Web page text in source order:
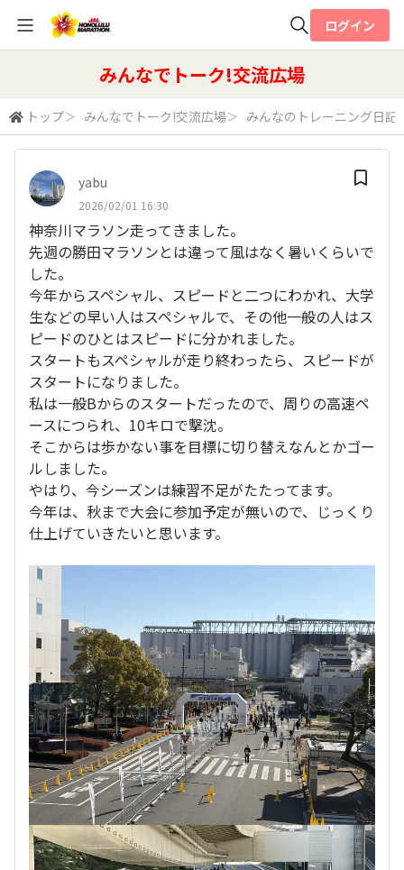
検索
ログイン
みんなでトーク!交流広場
トップ＞ みんなでトーク!交流広場＞ みんなのトレーニング日記
yabu
2026/02/01 16:30
神奈川マラソン走ってきました。
先週の勝田マラソンとは違って風はなく暑いくらいで
した。
今年からスペシャル、スピードと二つにわかれ、大学
生などの早い人はスペシャルで、その他一般の人はス
ピードのひとはスピードに分かれました。
スタートもスペシャルが走り終わったら、スピードが
スタートになりました。
私は一般Bからのスタートだったので、周りの高速ペ
ースにつられ、10キロで撃沈。
そこからは歩かない事を目標に切り替えなんとかゴー
ルしました。
やはり、今シーズンは練習不足がたたってます。
今年は、秋まで大会に参加予定が無いので、じっくり
仕上げていきたいと思います。